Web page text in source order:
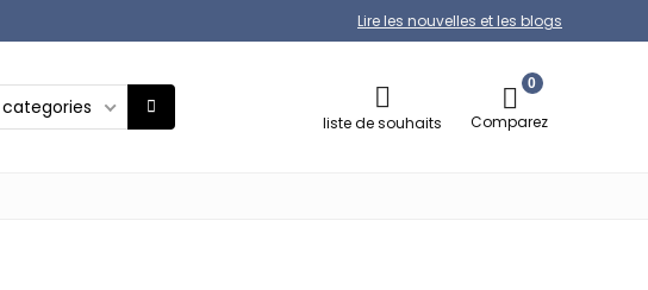
Lire les nouvelles et les blogs
categories
liste de souhaits
0
Comparez